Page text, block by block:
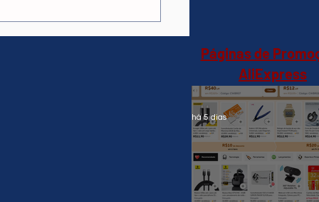
Páginas de
AliExpress
há 5 dias